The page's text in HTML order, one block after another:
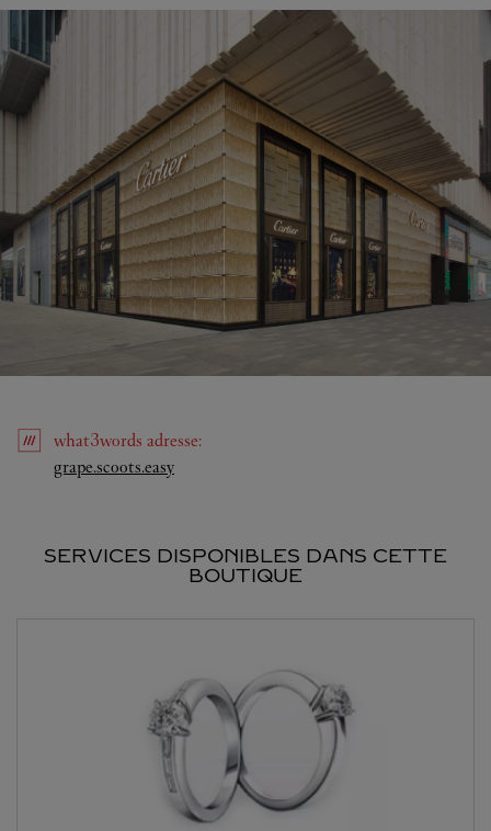
what3words adresse:
grape.scoots.easyLink Opens in New Tab
SERVICES DISPONIBLES DANS CETTE
BOUTIQUE